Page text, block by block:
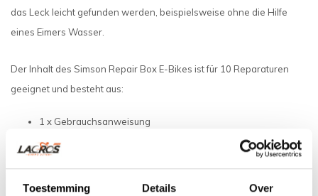
Toestemming Details Over
das Leck leicht gefunden werden, beispielsweise ohne die Hilfe
eines Eimers Wasser.
Der Inhalt des Simson Repair Box E-Bikes ist für 10 Reparaturen
geeignet und besteht aus:
1 x Gebrauchsanweisung
3 x Reifenentferner
1 x Schleif- / Bügelpad
1 x Tube Kleber (10 ml)